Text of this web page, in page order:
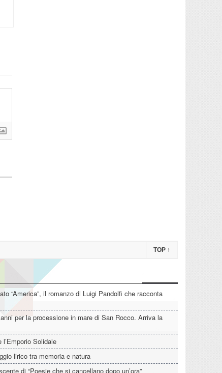
TOP ↑
“America”, il romanzo di Luigi Pandolfi che racconta
per la processione in mare di San Rocco. Arriva la
Solidale
lirico tra memoria e natura
di “Poesie che si cancellano dopo un’ora”